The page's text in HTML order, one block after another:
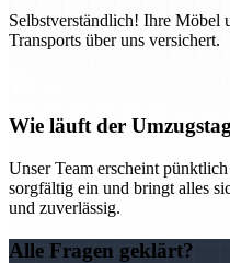
Selbstverständlich! Ihre Möbel
Transports über uns versichert.
Wie läuft der
Unser Team erscheint
sorgfältig ein und bringt alles
und zuverlässig.
Alle Fragen geklärt?